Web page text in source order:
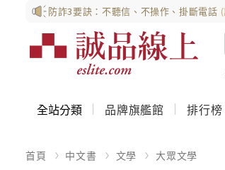
防詐3要訣：不聽信、不操作、掛斷電話
全站分類 品牌旗艦館 排行榜
首頁 中文書 文學 大眾文學